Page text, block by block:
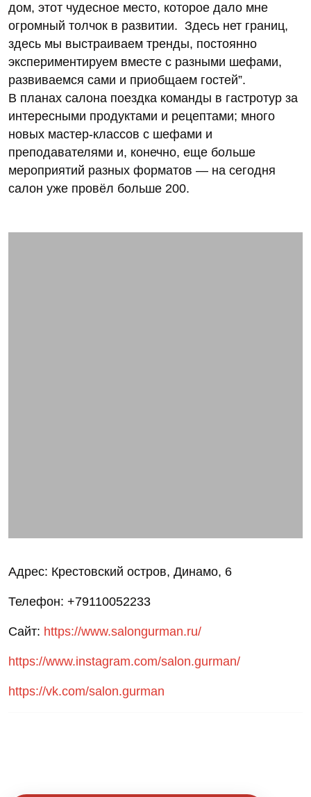
дом, этот чудесное место, которое дало мне
огромный толчок в развитии. Здесь нет границ,
здесь мы выстраиваем тренды, постоянно
экспериментируем вместе с разными шефами,
развиваемся сами и приобщаем гостей”.
В планах салона поездка команды в гастротур за
интересными продуктами и рецептами; много
новых мастер-классов с шефами и
преподавателями и, конечно, еще больше
мероприятий разных форматов — на сегодня
салон уже провёл больше 200.
Адрес: Крестовский остров, Динамо, 6
Телефон: +79110052233
Сайт: https://www.salongurman.ru/
https://www.instagram.com/salon.gurman/
https://vk.com/salon.gurman